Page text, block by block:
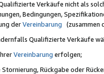
Verkäufe nicht als
Bedingungen,
derVereinbarung (zusammen
Qualifizierte Verkäufe
Vereinbarung erfolgen;
Rückgabe oder